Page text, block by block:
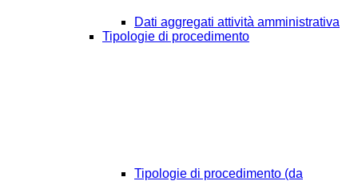
Dati aggregati attività amministrativa
Tipologie di procedimento
Tipologie di procedimento (da